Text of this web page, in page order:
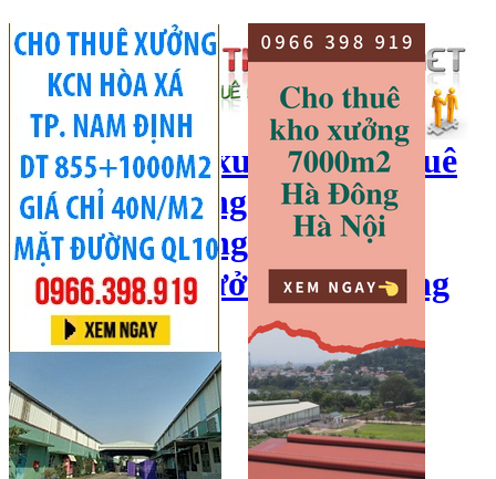
cho thuê kho xưởng, cho thuê
kho, kho xưởng hà nội, cho
thuê nhà xưởng, cho thuê
xưởng, kho xưởng hải dương
Hotline:0966 398 919
Đăng ký
Đăng tin bán/cho thuê